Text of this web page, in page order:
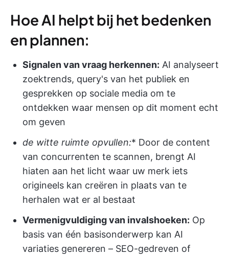
Hoe AI helpt bij het bedenken
en plannen:
Signalen van vraag herkennen: AI analyseert
zoektrends, query's van het publiek en
gesprekken op sociale media om te
ontdekken waar mensen op dit moment echt
om geven
de witte ruimte opvullen:* Door de content
van concurrenten te scannen, brengt AI
hiaten aan het licht waar uw merk iets
origineels kan creëren in plaats van te
herhalen wat er al bestaat
Vermenigvuldiging van invalshoeken: Op
basis van één basisonderwerp kan AI
variaties genereren – SEO-gedreven of